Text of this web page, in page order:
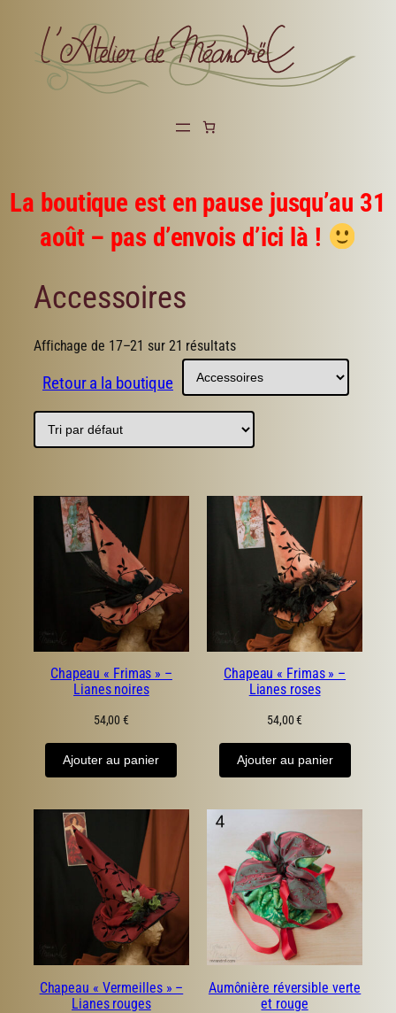
contenu
La boutique est en pause jusqu’au 31
août – pas d’envois d’ici là !
Accessoires
Affichage de 17–21 sur 21 résultats
Retour a la boutique
Catégories
Chapeau « Frimas » –
Lianes noires
54,00€
Ajouter au panier
Chapeau « Frimas » –
Lianes roses
54,00€
Ajouter au panier
Chapeau « Vermeilles » –
Lianes rouges
Aumônière réversible verte
et rouge